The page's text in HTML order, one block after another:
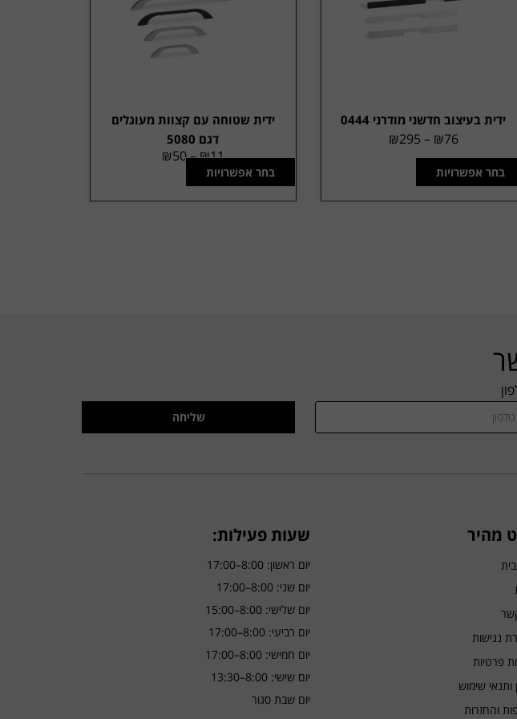
ידית בעיצוב חדשני מודרני 0444
₪76
–
₪295
בחר אפשרויות
ידית שטוחה עם קצוות מעוגלים
דגם 5080
₪11
–
₪50
בחר אפשרויות
שליחה
מהיר
נגישות
פרטיות
ותנאי שימוש
והחזרות
שעות פעילות:
יום ראשון: 8:00–17:00
יום שני: 8:00–17:00
יום שלישי: 8:00–15:00
יום רביעי: 8:00–17:00
יום חמישי: 8:00–17:00
יום שישי: 8:00–13:30
יום שבת סגור